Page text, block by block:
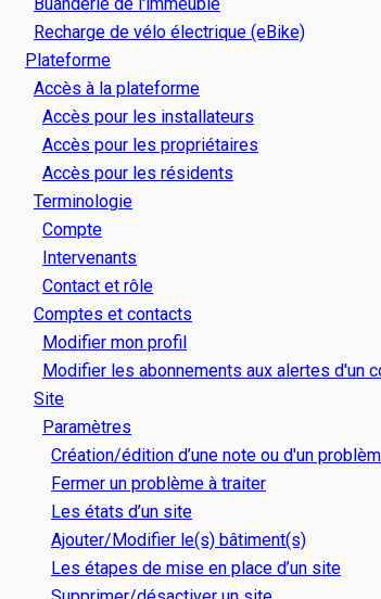
Buanderie de l'immeuble
Recharge de vélo électrique (eBike)
Plateforme
Accès à la plateforme
Accès pour les installateurs
Accès pour les propriétaires
Accès pour les résidents
Terminologie
Compte
Intervenants
Contact et rôle
Comptes et contacts
Modifier mon profil
Modifier les abonnements aux alertes d'un
Site
Paramètres
Création/édition d’une note ou d'un
Fermer un problème à traiter
Les états d’un site
Ajouter/Modifier le(s) bâtiment(s)
Les étapes de mise en place d’un site